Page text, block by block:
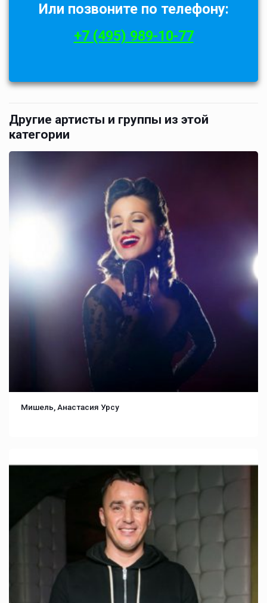
Или позвоните по телефону:
+7 (495) 989-10-77
Другие артисты и группы из этой
категории
Мишель, Анастасия Урсу